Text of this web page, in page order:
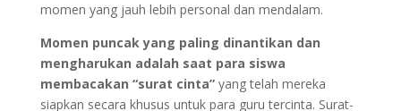
momen yang jauh lebih personal dan mendalam.
Momen puncak yang paling dinantikan dan
mengharukan adalah saat para siswa
membacakan “surat cinta”yang telah mereka
siapkan secara khusus untuk para guru tercinta. Surat-